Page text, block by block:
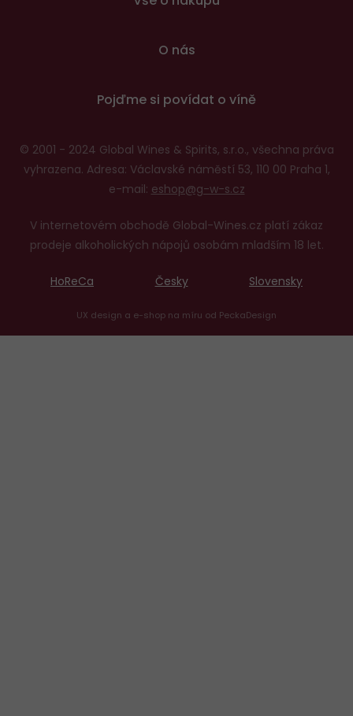
O nás
Pojďme si povídat o víně
© 2001 - 2024 Global Wines & Spirits, s.r.o., všechna práva
vyhrazena. Adresa: Václavské náměstí 53, 110 00 Praha 1,
e-mail: eshop@g-w-s.cz
V internetovém obchodě Global-Wines.cz platí zákaz
prodeje alkoholických nápojů osobám mladším 18 let.
HoReCa Česky Slovensky
UX design a e-shop na míru od PeckaDesign